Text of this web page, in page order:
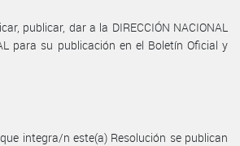
publicar, dar a la DIRECCIÓN NACIONAL
para su publicación en el Boletín Oficial y
integra/n este(a) Resolución se publican